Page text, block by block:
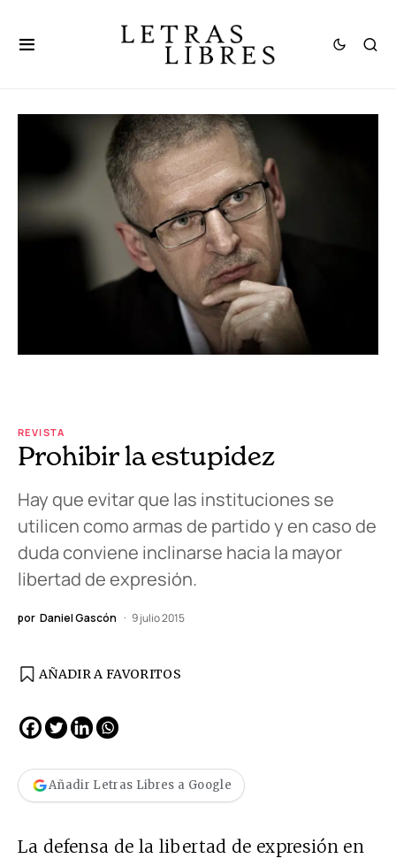
REVISTA
Prohibir la estupidez
Hay que evitar que las instituciones se
utilicen como armas de partido y en caso de
duda conviene inclinarse hacia la mayor
libertad de expresión.
por Daniel Gascón 9 julio 2015
AÑADIR A FAVORITOS
Añadir Letras Libres a Google
La defensa de la libertad de expresión en